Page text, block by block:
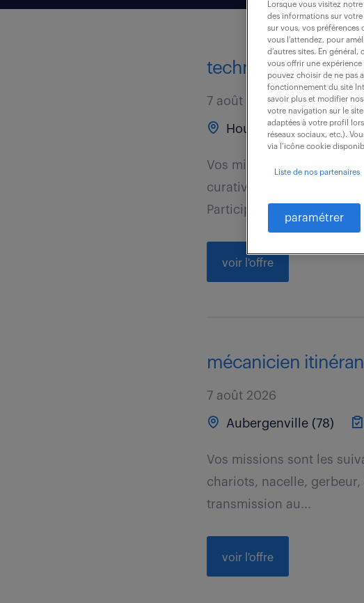
technicien de
7 août 2026
Houdan (78)
Vos missions principales
curatives sur les
Participer à...
voir l'offre
mécanicien
7 août 2026
Aubergenville (78)
Vos missions sont les
chariots, nacelle,
transmission au...
voir l'offre
Lorsque vous visitez
des informations sur
sur vous, vos
vous l’attendez, pour
d’autres sites. En
vous offrir une
pouvez choisir de ne pas
fonctionnement du site
savoir plus et modifier
votre navigation sur le
adaptées à votre profil
réseaux sociaux, etc.).
via l’icône cookie
Liste de nos partenaires
paramétrer